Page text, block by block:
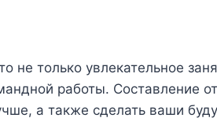
не только увлекательное
работы. Составление
а также сделать ваши